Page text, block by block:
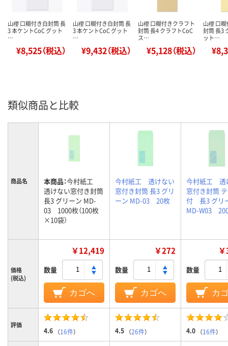
山櫻 口糊付き白封筒 長
3 本ケントCoC グット
…
¥8,525（税込）
山櫻 口糊付き白封筒 長
3 本ケントCoC グット
…
¥9,432（税込）
山櫻 口糊付きクラフト
封筒 長4 クラフトCoC
ス…
¥5,128（税込）
山櫻 口
封筒 長3
ット…
類似商品と比較
商品名 本商品：今村紙工
透けない窓付き封筒
長3 グリーン MD-
03 1000枚（100枚
×10袋）
今村紙工 透けない
窓付き封筒 長3 グリ
ーン MD-03 20枚
今村紙工 透
窓付き封筒
付 長3 グリ
MD-W03
価格
(税込)
￥12,419
数量
カゴへ
￥272
数量
カゴへ
数量
カ
評価
4.6 （16件） 4.5 （26件） 4.0 （16件）